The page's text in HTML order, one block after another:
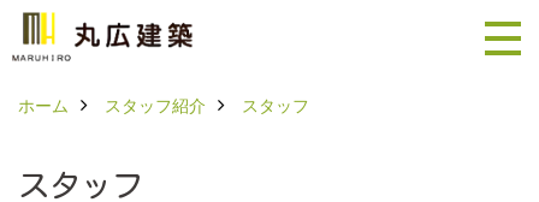
ホーム スタッフ紹介 スタッフ
スタッフ